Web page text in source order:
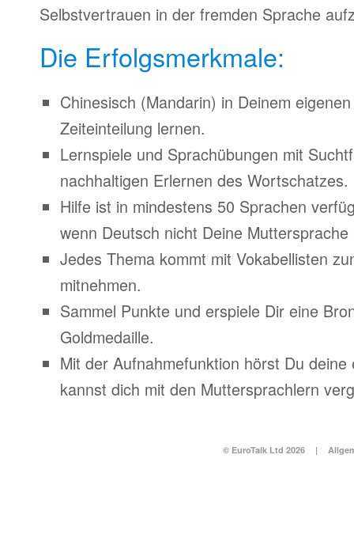
Selbstvertrauen in der fremden Sprache
Die Erfolgsmerkmale:
Chinesisch (Mandarin) in Deinem
Zeiteinteilung lernen.
Lernspiele und Sprachübungen mit
nachhaltigen Erlernen des Wortschatzes.
Hilfe ist in mindestens 50 Sprachen
wenn Deutsch nicht Deine Muttersprache
Jedes Thema kommt mit Vokabellisten
mitnehmen.
Sammel Punkte und erspiele Dir eine
Goldmedaille.
Mit der Aufnahmefunktion hörst Du deine
kannst dich mit den Muttersprachlern
© EuroTalk Ltd 2026 |